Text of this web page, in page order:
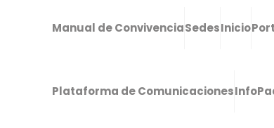
Manual de ConvivenciaSedesInicio
Plataforma de Comunicaciones